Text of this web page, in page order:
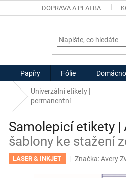
DOPRAVA A PLATBA
Papíry Fólie
Univerzální etikety |
permanentní
Samolepicí etikety
šablony ke stažení
LASER & INKJET Značka:Avery